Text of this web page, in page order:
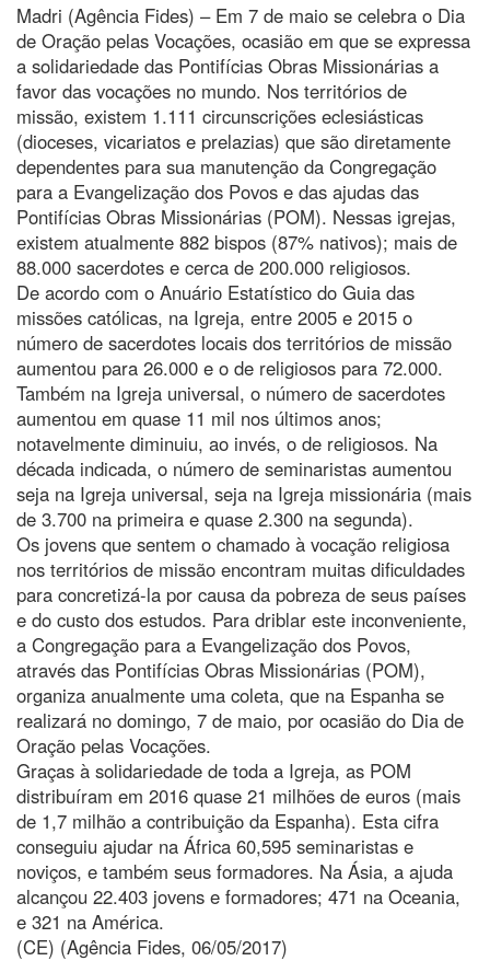
Madri (Agência Fides) – Em 7 de maio se celebra o Dia
de Oração pelas Vocações, ocasião em que se expressa
a solidariedade das Pontifícias Obras Missionárias a
favor das vocações no mundo. Nos territórios de
missão, existem 1.111 circunscrições eclesiásticas
(dioceses, vicariatos e prelazias) que são diretamente
dependentes para sua manutenção da Congregação
para a Evangelização dos Povos e das ajudas das
Pontifícias Obras Missionárias (POM). Nessas igrejas,
existem atualmente 882 bispos (87% nativos); mais de
88.000 sacerdotes e cerca de 200.000 religiosos.
De acordo com o Anuário Estatístico do Guia das
missões católicas, na Igreja, entre 2005 e 2015 o
número de sacerdotes locais dos territórios de missão
aumentou para 26.000 e o de religiosos para 72.000.
Também na Igreja universal, o número de sacerdotes
aumentou em quase 11 mil nos últimos anos;
notavelmente diminuiu, ao invés, o de religiosos. Na
década indicada, o número de seminaristas aumentou
seja na Igreja universal, seja na Igreja missionária (mais
de 3.700 na primeira e quase 2.300 na segunda).
Os jovens que sentem o chamado à vocação religiosa
nos territórios de missão encontram muitas dificuldades
para concretizá-la por causa da pobreza de seus países
e do custo dos estudos. Para driblar este inconveniente,
a Congregação para a Evangelização dos Povos,
através das Pontifícias Obras Missionárias (POM),
organiza anualmente uma coleta, que na Espanha se
realizará no domingo, 7 de maio, por ocasião do Dia de
Oração pelas Vocações.
Graças à solidariedade de toda a Igreja, as POM
distribuíram em 2016 quase 21 milhões de euros (mais
de 1,7 milhão a contribuição da Espanha). Esta cifra
conseguiu ajudar na África 60,595 seminaristas e
noviços, e também seus formadores. Na Ásia, a ajuda
alcançou 22.403 jovens e formadores; 471 na Oceania,
e 321 na América.
(CE) (Agência Fides, 06/05/2017)